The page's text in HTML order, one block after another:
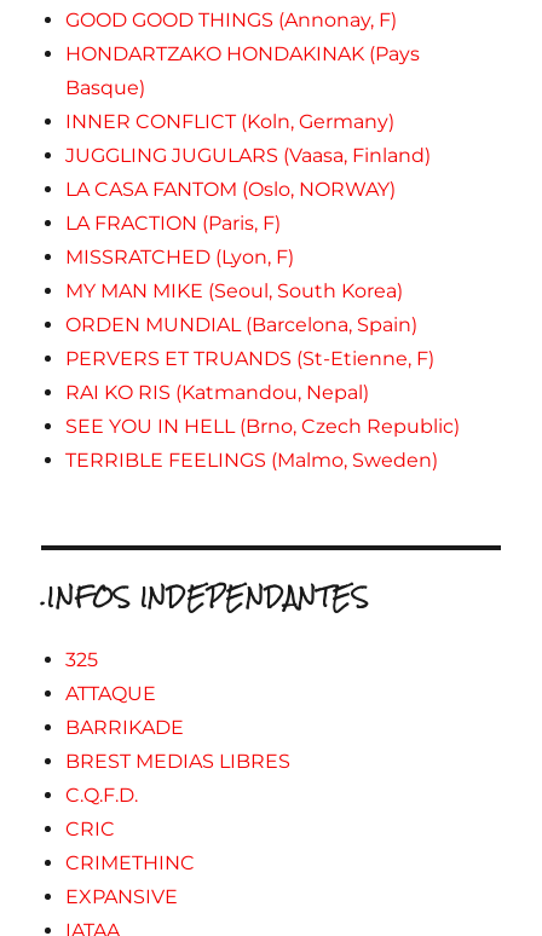
GOOD GOOD THINGS (Annonay, F)
HONDARTZAKO HONDAKINAK (Pays
Basque)
INNER CONFLICT (Koln, Germany)
JUGGLING JUGULARS (Vaasa, Finland)
LA CASA FANTOM (Oslo, NORWAY)
LA FRACTION (Paris, F)
MISSRATCHED (Lyon, F)
MY MAN MIKE (Seoul, South Korea)
ORDEN MUNDIAL (Barcelona, Spain)
PERVERS ET TRUANDS (St-Etienne, F)
RAI KO RIS (Katmandou, Nepal)
SEE YOU IN HELL (Brno, Czech Republic)
TERRIBLE FEELINGS (Malmo, Sweden)
.INFOS INDEPENDANTES
325
ATTAQUE
BARRIKADE
BREST MEDIAS LIBRES
C.Q.F.D.
CRIC
CRIMETHINC
EXPANSIVE
IATAA